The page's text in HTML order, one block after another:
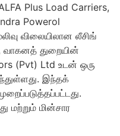
Plus Load Carriers,
Powerol
விலையிலான லீசிங்
வாகனத் துறையின்
(Pvt) Ltd உடன் ஒரு
இந்தக்
மற்றும் மின்சார